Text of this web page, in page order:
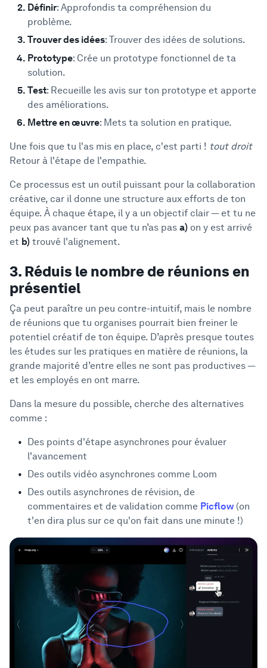
Définir: Approfondis ta compréhension du
problème.
Trouver des idées: Trouver des idées de solutions.
Prototype: Crée un prototype fonctionnel de ta
solution.
Test: Recueille les avis sur ton prototype et apporte
des améliorations.
Mettre en œuvre: Mets ta solution en pratique.
Une fois que tu l'as mis en place, c'est parti ! tout droit
Retour à l'étape de l'empathie.
Ce processus est un outil puissant pour la collaboration
créative, car il donne une structure aux efforts de ton
équipe. À chaque étape, il y a un objectif clair — et tu ne
peux pas avancer tant que tu n’as pas a) on y est arrivé
et b) trouvé l'alignement.
3. Réduis le nombre de réunions en
présentiel
Ça peut paraître un peu contre-intuitif, mais le nombre
de réunions que tu organises pourrait bien freiner le
potentiel créatif de ton équipe. D’après presque toutes
les études sur les pratiques en matière de réunions, la
grande majorité d’entre elles ne sont pas productives —
et les employés en ont marre.
Dans la mesure du possible, cherche des alternatives
comme :
Des points d'étape asynchrones pour évaluer
l'avancement
Des outils vidéo asynchrones comme Loom
Des outils asynchrones de révision, de
commentaires et de validation comme Picflow (on
t'en dira plus sur ce qu'on fait dans une minute !)